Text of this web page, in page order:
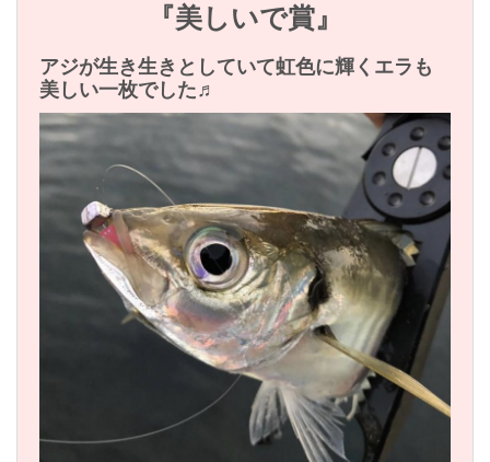
『美しいで賞』
アジが生き生きとしていて虹色に輝くエラも
美しい一枚でした♬